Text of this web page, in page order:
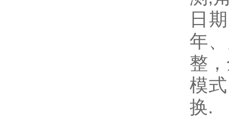
日
年
整
模
换.